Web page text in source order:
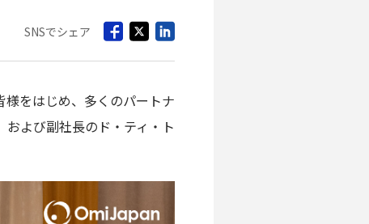
SNSでシェア
をはじめ、多くのパートナ
よび副社長のド・ティ・ト